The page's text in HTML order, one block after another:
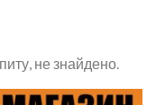
не знайдено.